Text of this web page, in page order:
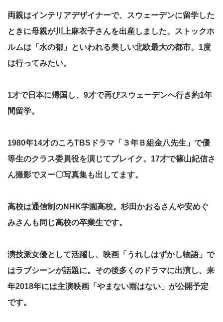
両親はインテリアデザイナーで、スウェーデンに留学した
ときに母親が川上麻衣子さんを出産しました。ストックホ
ルムは「水の都」といわれる美しい北欧最大の都市。1度
は行ってみたい。
1才で日本に帰国し、9才で再びスウェーデンへ行き約1年
間留学。
1980年14才のころTBSドラマ「３年Ｂ組金八先生」で優
等生のクラス委員役を演じてブレイク。17才で篠山紀信さ
ん撮影でヌー〇写真集も出してます。
高校は通信制のNHK学園高校。杉田かおるさんや安めぐ
みさんも同じ高校の卒業生です。
演技派女優として活躍し、映画「うれしはずかし物語」で
はラブシーンが話題に。その後多くのドラマに出演し、来
年2018年には主演映画「やまない雨はない」が公開予定
です。